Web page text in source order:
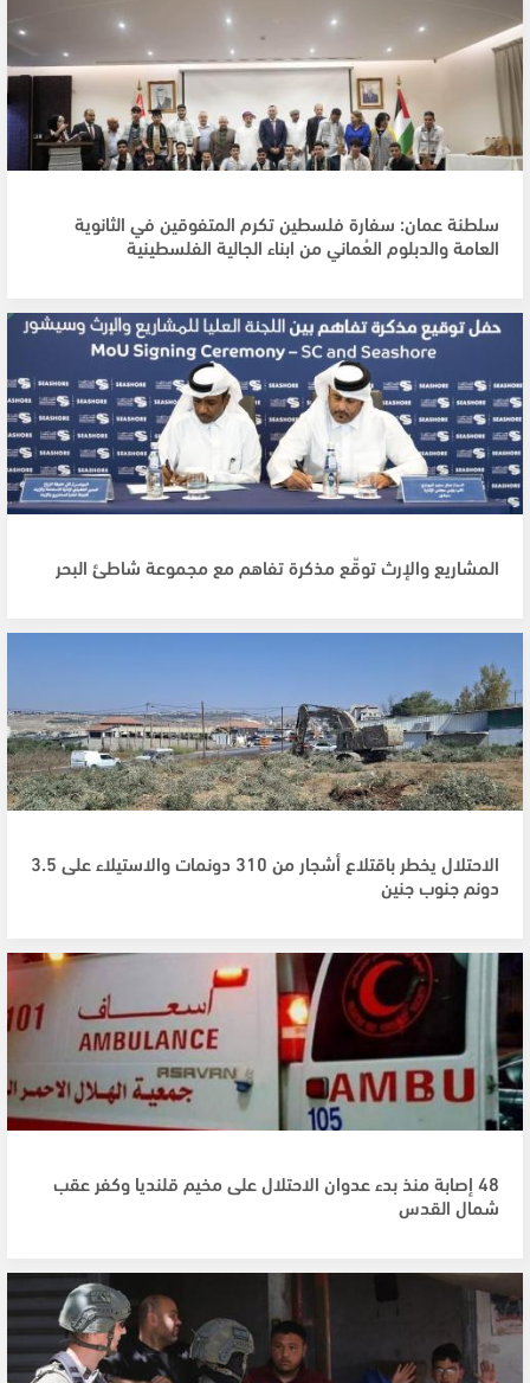
سلطنة عمان: سفارة فلسطين تكرم المتفوقين في الثانوية
العامة والدبلوم العُماني من ابناء الجالية الفلسطينية
المشاريع والإرث توقّع مذكرة تفاهم مع مجموعة شاطئ البحر
الاحتلال يخطر باقتلاع أشجار من 310 دونمات والاستيلاء على 3.5
دونم جنوب جنين
48 إصابة منذ بدء عدوان الاحتلال على مخيم قلنديا وكفر عقب
شمال القدس